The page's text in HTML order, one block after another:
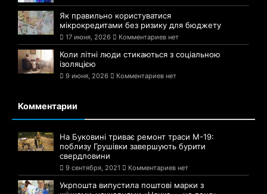
Як правильно користуватися
мікрокредитами без ризику для бюджету
17 июня, 2026 Комментариев нет
Коли літні люди стикаються з соціальною
ізоляцією
9 июня, 2026 Комментариев нет
Комментарии
На Буковині триває ремонт траси М-19:
поблизу Грушівки завершують бурити
свердловини
9 сентября, 2021 Комментариев нет
Укрпошта випустила поштові марки з